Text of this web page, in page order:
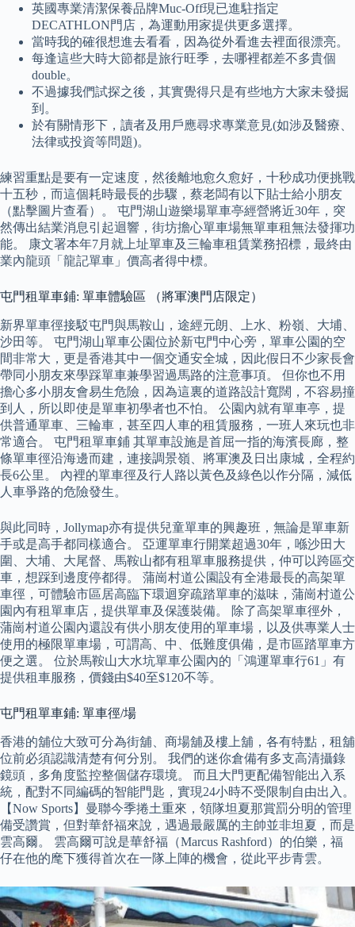
英國專業清潔保養品牌Muc-Off現已進駐指定
DECATHLON門店，為運動用家提供更多選擇。
當時我的確很想進去看看，因為從外看進去裡面很漂亮。
每逢這些大時大節都是旅行旺季，去哪裡都差不多貴個
double。
不過據我們試探之後，其實覺得只是有些地方大家未發掘
到。
於有關情形下，讀者及用戶應尋求專業意見(如涉及醫療、
法律或投資等問題)。
練習重點是要有一定速度，然後離地愈久愈好，十秒成功便挑戰
十五秒，而這個耗時最長的步驟，蔡老闆有以下貼士給小朋友
（點擊圖片查看）。 屯門湖山遊樂場單車亭經營將近30年，突
然傳出結業消息引起迴響，街坊擔心單車場無單車租無法發揮功
能。 康文署本年7月就上址單車及三輪車租賃業務招標，最終由
業內龍頭「龍記單車」價高者得中標。
屯門租單車鋪: 單車體驗區 （將軍澳門店限定）
新界單車徑接駁屯門與馬鞍山，途經元朗、上水、粉嶺、大埔、
沙田等。 屯門湖山單車公園位於新屯門中心旁，單車公園的空
間非常大，更是香港其中一個交通安全城，因此假日不少家長會
帶同小朋友來學踩單車兼學習過馬路的注意事項。 但你也不用
擔心多小朋友會易生危險，因為這裏的道路設計寬闊，不容易撞
到人，所以即使是單車初學者也不怕。 公園內就有單車亭，提
供普通單車、三輪車，甚至四人車的租賃服務，一班人來玩也非
常適合。 屯門租單車鋪 其單車設施是首屈一指的海濱長廊，整
條單車徑沿海邊而建，連接調景嶺、將軍澳及日出康城，全程約
長6公里。 內裡的單車徑及行人路以黃色及綠色以作分隔，減低
人車爭路的危險發生。
與此同時，Jollymap亦有提供兒童單車的興趣班，無論是單車新
手或是高手都同樣適合。 亞運單車行開業超過30年，喺沙田大
圍、大埔、大尾督、馬鞍山都有租單車服務提供，仲可以跨區交
車，想踩到邊度停都得。 蒲崗村道公園設有全港最長的高架單
車徑，可體驗市區居高臨下環迴穿疏踏單車的滋味，蒲崗村道公
園內有租單車店，提供單車及保護裝備。 除了高架單車徑外，
蒲崗村道公園內還設有供小朋友使用的單車場，以及供專業人士
使用的極限單車場，可謂高、中、低難度俱備，是市區踏單車方
便之選。 位於馬鞍山大水坑單車公園內的「鴻運單車行61」有
提供租車服務，價錢由$40至$120不等。
屯門租單車鋪: 單車徑/場
香港的舖位大致可分為街舖、商場舖及樓上舖，各有特點，租舖
位前必須認識清楚有何分別。 我們的迷你倉備有多支高清攝錄
鏡頭，多角度監控整個儲存環境。 而且大門更配備智能出入系
統，配對不同編碼的智能門匙，實現24小時不受限制自由出入。
【Now Sports】曼聯今季捲土重來，領隊坦夏那賞罰分明的管理
備受讚賞，但對華舒福來說，遇過最嚴厲的主帥並非坦夏，而是
雲高爾。 雲高爾可說是華舒福（Marcus Rashford）的伯樂，福
仔在他的麾下獲得首次在一隊上陣的機會，從此平步青雲。